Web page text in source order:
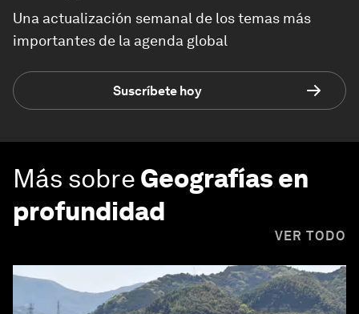
Una actualización semanal de los temas más
importantes de la agenda global
Suscríbete hoy
Más sobre Geografías en
profundidad
VER TODO